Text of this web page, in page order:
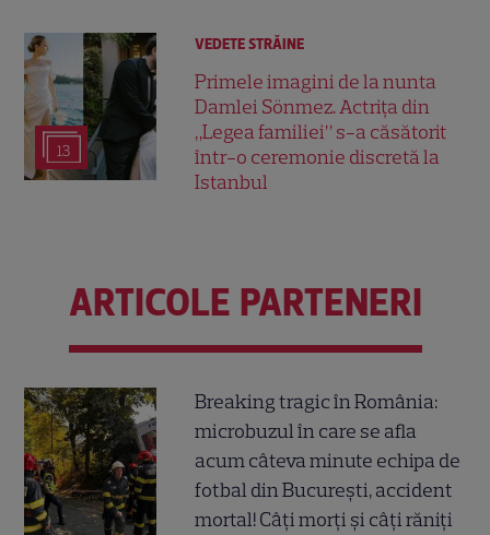
13
VEDETE STRĂINE
Primele imagini de la nunta
Damlei Sönmez. Actrița din
„Legea familiei” s-a căsătorit
într-o ceremonie discretă la
Istanbul
ARTICOLE PARTENERI
Breaking tragic în România:
microbuzul în care se afla
acum câteva minute echipa de
fotbal din București, accident
mortal! Câți morți și câți răniți